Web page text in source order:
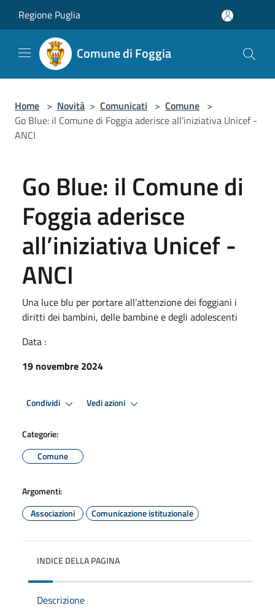
Regione Puglia
Comune di Foggia
Home > Novità > Comunicati > Comune >
Go Blue: il Comune di Foggia aderisce all’iniziativa Unicef -
ANCI
Go Blue: il Comune di
Foggia aderisce
all’iniziativa Unicef -
ANCI
Una luce blu per portare all’attenzione dei foggiani i
diritti dei bambini, delle bambine e degli adolescenti
Data :
19 novembre 2024
Condividi Vedi azioni
Categorie:
Comune
Argomenti:
Associazioni
Comunicazione istituzionale
INDICE DELLA PAGINA
Descrizione